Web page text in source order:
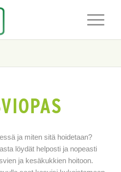
ja miten sitä hoidetaan?
löydät helposti ja nopeasti
ja kesäkukkien hoitoon.